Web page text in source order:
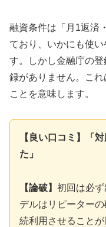
融資条件は「月1返済
ており、いかにも使
す。しかし金融庁の
録がありません。これ
ことを意味します。
【良い口コミ】「
た」
【論破】 初回は必
デルはリピーター
続利用させること